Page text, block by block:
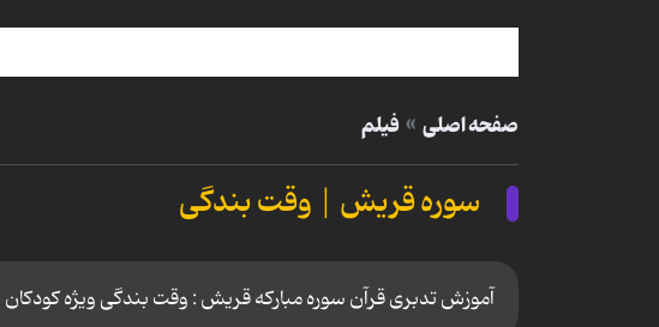
صفحه اصلی فیلم
سوره قریش | وقت بندگی
آموزش تدبری قرآن سوره مبارکه قریش : وقت بندگی ویژه کودکان